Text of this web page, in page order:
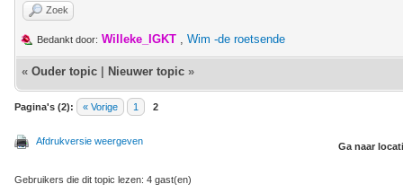
Zoek
Bedankt door: Willeke_IGKT , Wim -de roetsende
« Ouder topic Nieuwer topic »
Pagina's (2): « Vorige 1 2
Afdrukversie weergeven Ga naar
Gebruikers die dit topic lezen: 4 gast(en)